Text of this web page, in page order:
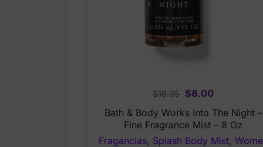
$18.95 Original
price
was:
$18.95.
$8.00Current
price
is:
$8.00.
Bath & Body Works Into The Night –
Fine Fragrance Mist – 8 Oz
Fragancias, Splash Body Mist,